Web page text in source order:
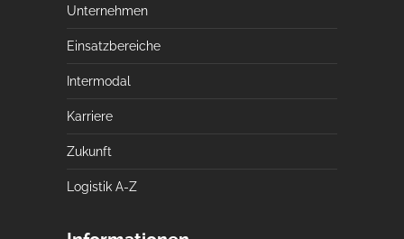
Unternehmen
Einsatzbereiche
Intermodal
Karriere
Zukunft
Logistik A-Z